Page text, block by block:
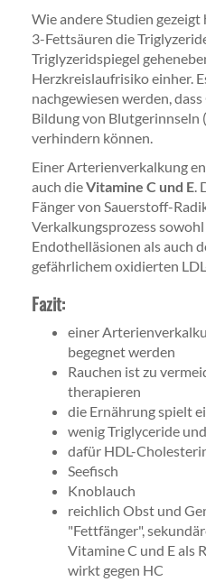
Wie andere Studien
3-Fettsäuren die
Triglyzeridspiegel
Herzkreislaufrisiko einher.
nachgewiesen werden,
Bildung von Blutgerinnseln
verhindern können.
Einer Arterienverkalkung
auch dieVitamine C und E.
Fänger von Sauerstoff-
Verkalkungsprozess
Endothelläsionen als auch
gefährlichem oxidierten
Fazit:
einer
begegnet werden
Rauchen ist zu
therapieren
die Ernährung spielt
wenig Triglyceride
dafür HDL-
Seefisch
Knoblauch
reichlich Obst und
"Fettfänger",
Vitamine C und E als
wirkt gegen HC